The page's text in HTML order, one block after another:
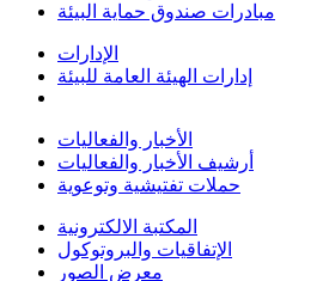
مبادرات صندوق حماية البيئة
الإدارات
إدارات الهيئة العامة للبيئة
الأخبار والفعاليات
أرشيف الأخبار والفعاليات
حملات تفتيشية وتوعوية
المكتبة الالكترونية
الإتفاقيات والبروتوكول
معرض الصور